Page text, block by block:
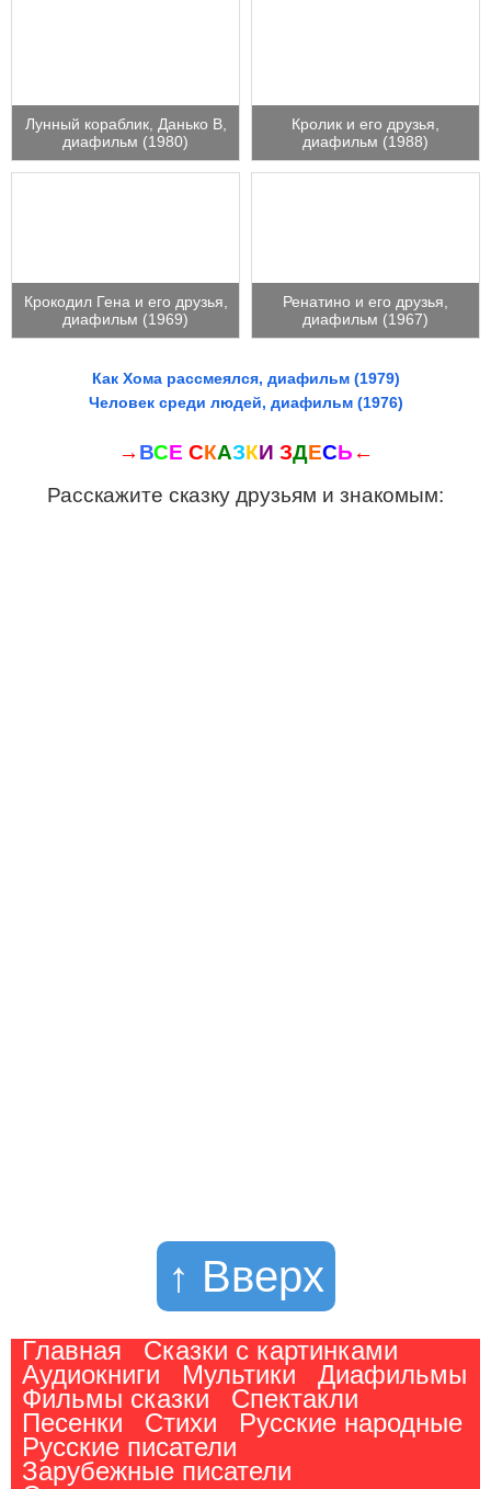
Лунный кораблик, Данько В,
диафильм (1980)
Кролик и его друзья,
диафильм (1988)
Крокодил Гена и его друзья,
диафильм (1969)
Ренатино и его друзья,
диафильм (1967)
Как Хома рассмеялся, диафильм (1979)
Человек среди людей, диафильм (1976)
→ ВСЕ СКАЗКИ ЗДЕСЬ ←
Расскажите сказку друзьям и знакомым:
↑ Вверх
Главная
Сказки с картинками
Аудиокниги
Мультики
Диафильмы
Фильмы сказки
Спектакли
Песенки
Стихи
Русские народные
Русские писатели
Зарубежные писатели